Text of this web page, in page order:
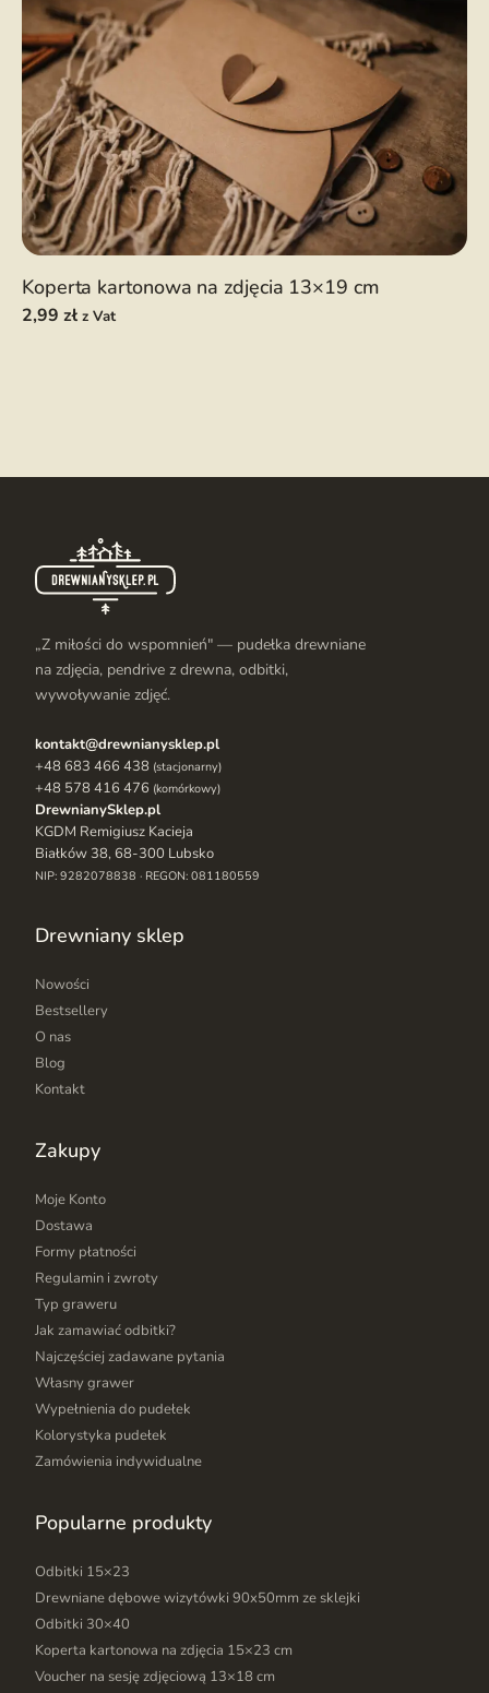
Koperta kartonowa na zdjęcia 13×19 cm
2,99 zł z Vat
„Z miłości do wspomnień" — pudełka drewniane
na zdjęcia, pendrive z drewna, odbitki,
wywoływanie zdjęć.
kontakt@drewnianysklep.pl
+48 683 466 438 (stacjonarny)
+48 578 416 476 (komórkowy)
DrewnianySklep.pl
KGDM Remigiusz Kacieja
Białków 38, 68-300 Lubsko
NIP: 9282078838 · REGON: 081180559
Drewniany sklep
Nowości
Bestsellery
O nas
Blog
Kontakt
Zakupy
Moje Konto
Dostawa
Formy płatności
Regulamin i zwroty
Typ graweru
Jak zamawiać odbitki?
Najczęściej zadawane pytania
Własny grawer
Wypełnienia do pudełek
Kolorystyka pudełek
Zamówienia indywidualne
Popularne produkty
Odbitki 15×23
Drewniane dębowe wizytówki 90x50mm ze sklejki
Odbitki 30×40
Koperta kartonowa na zdjęcia 15×23 cm
Voucher na sesję zdjęciową 13×18 cm